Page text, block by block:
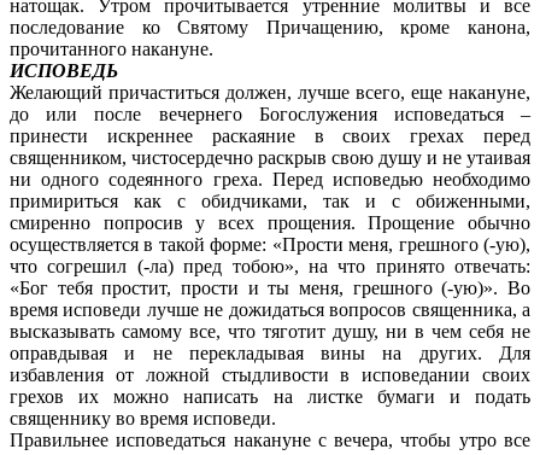
натощак. Утром прочитывается утренние молитвы и все
последование ко Святому Причащению, кроме канона,
прочитанного накануне.
ИСПОВЕДЬ
Желающий причаститься должен, лучше всего, еще накануне,
до или после вечернего Богослужения исповедаться –
принести искреннее раскаяние в своих грехах перед
священником, чистосердечно раскрыв свою душу и не утаивая
ни одного содеянного греха. Перед исповедью необходимо
примириться как с обидчиками, так и с обиженными,
смиренно попросив у всех прощения. Прощение обычно
осуществляется в такой форме: «Прости меня, грешного (-ую),
что согрешил (-ла) пред тобою», на что принято отвечать:
«Бог тебя простит, прости и ты меня, грешного (-ую)». Во
время исповеди лучше не дожидаться вопросов священника, а
высказывать самому все, что тяготит душу, ни в чем себя не
оправдывая и не перекладывая вины на других. Для
избавления от ложной стыдливости в исповедании своих
грехов их можно написать на листке бумаги и подать
священнику во время исповеди.
Правильнее исповедаться накануне с вечера, чтобы утро все